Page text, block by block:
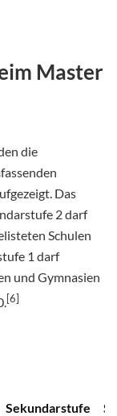
Master
die
Das
2 darf
Schulen
1 darf
und Gymnasien
[6]
Sekundarstufe